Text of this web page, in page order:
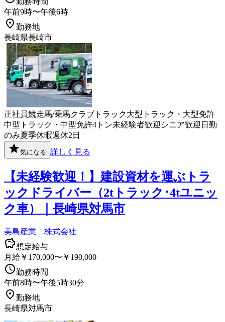
午前9時〜午後6時
勤務地
長崎県長崎市
正社員競走馬/乗馬クラブ トラック大型トラック・大型免許
中型トラック・中型免許4トン未経験者歓迎 シニア歓迎 日勤
のみ夏季休暇週休2日
気になる 詳しく見る
【未経験歓迎！】建設資材を運ぶトラ
ックドライバー（2tトラック･4tユニッ
ク車）｜長崎県対馬市
美島産業 株式会社
想定給与
月給￥170,000〜￥190,000
勤務時間
午前8時〜午後5時30分
勤務地
長崎県対馬市